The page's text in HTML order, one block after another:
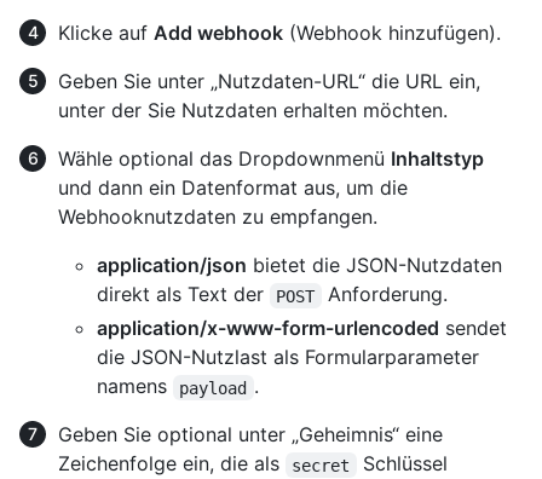
Klicke auf Add webhook (Webhook hinzufügen).
Geben Sie unter „Nutzdaten-URL“ die URL ein,
unter der Sie Nutzdaten erhalten möchten.
Wähle optional das Dropdownmenü Inhaltstyp
und dann ein Datenformat aus, um die
Webhooknutzdaten zu empfangen.
application/json bietet die JSON-Nutzdaten
direkt als Text der
POST
Anforderung.
application/x-www-form-urlencoded sendet
die JSON-Nutzlast als Formularparameter
namens
payload .
Geben Sie optional unter „Geheimnis“ eine
Zeichenfolge ein, die als
secret
Schlüssel